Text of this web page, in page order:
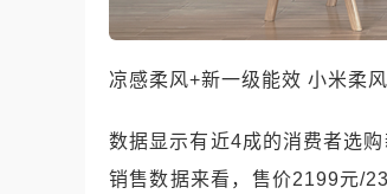
凉感柔风+新一级能效 小米柔
数据显示有近4成的消费者选
销售数据来看，售价2199元/